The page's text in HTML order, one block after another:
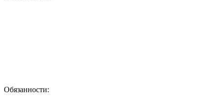
Обязанности: